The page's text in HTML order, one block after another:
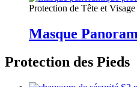
Protection de Tête et Visage
Masque
Protection des Pieds